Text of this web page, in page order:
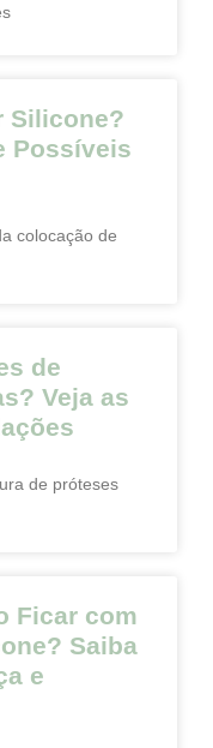
Silicone?
Possíveis
colocação de
de
Veja as
de próteses
Ficar com
Saiba
e